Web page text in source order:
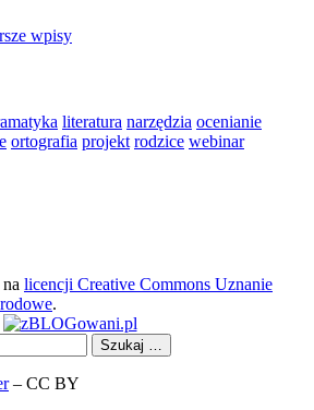
wpisy
literatura narzędzia ocenianie
ortografia projekt rodzice webinar
licencji Creative Commons Uznanie
.
Szukaj …
– CC BY